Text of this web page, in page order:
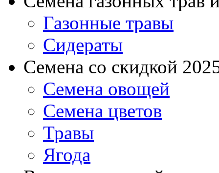
Газонные травы
Сидераты
Семена со скидкой
Семена овощей
Семена цветов
Травы
Ягода